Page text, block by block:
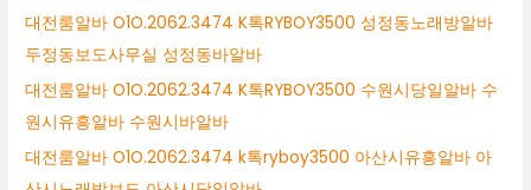
대전룸알바 O1O.2062.3474 K톡RYBOY3500 성정동노래방알바
두정동보도사무실 성정동바알바
대전룸알바 O1O.2062.3474 K톡RYBOY3500 수원시당일알바 수
원시유흥알바 수원시바알바
대전룸알바 O1O.2062.3474 k톡ryboy3500 아산시유흥알바 아